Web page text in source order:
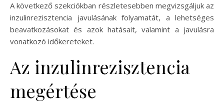
A következő szekciókban részletesebben megvizsgáljuk az
inzulinrezisztencia javulásának folyamatát, a lehetséges
beavatkozásokat és azok hatásait, valamint a javulásra
vonatkozó időkereteket.
Az inzulinrezisztencia
megértése